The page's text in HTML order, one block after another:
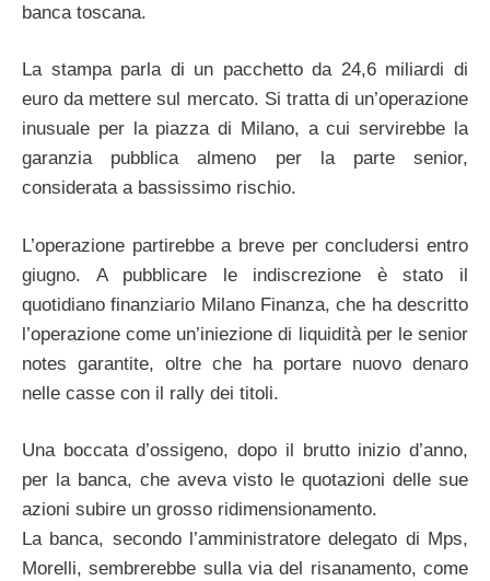
banca toscana.
La stampa parla di un pacchetto da 24,6 miliardi di
euro da mettere sul mercato. Si tratta di un’operazione
inusuale per la piazza di Milano, a cui servirebbe la
garanzia pubblica almeno per la parte senior,
considerata a bassissimo rischio.
L’operazione partirebbe a breve per concludersi entro
giugno. A pubblicare le indiscrezione è stato il
quotidiano finanziario Milano Finanza, che ha descritto
l’operazione come un’iniezione di liquidità per le senior
notes garantite, oltre che ha portare nuovo denaro
nelle casse con il rally dei titoli.
Una boccata d’ossigeno, dopo il brutto inizio d’anno,
per la banca, che aveva visto le quotazioni delle sue
azioni subire un grosso ridimensionamento.
La banca, secondo l’amministratore delegato di Mps,
Morelli, sembrerebbe sulla via del risanamento, come